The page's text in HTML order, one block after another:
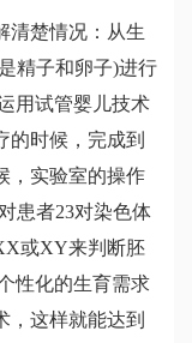
楚情况：从生
精子和卵子)进行
用试管婴儿技术
的时候，完成到
，实验室的操作
患者23对染色体
或XY来判断胚
性化的生育需求
，这样就能达到